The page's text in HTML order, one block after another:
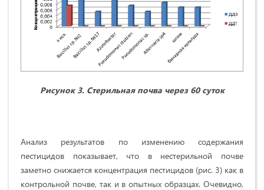
Рисунок 3. Стерильная почва через 60 суток
Анализ результатов по изменению содержания
пестицидов показывает, что в нестерильной почве
заметно снижается концентрация пестицидов (рис. 3) как в
контрольной почве, так и в опытных образцах. Очевидно,